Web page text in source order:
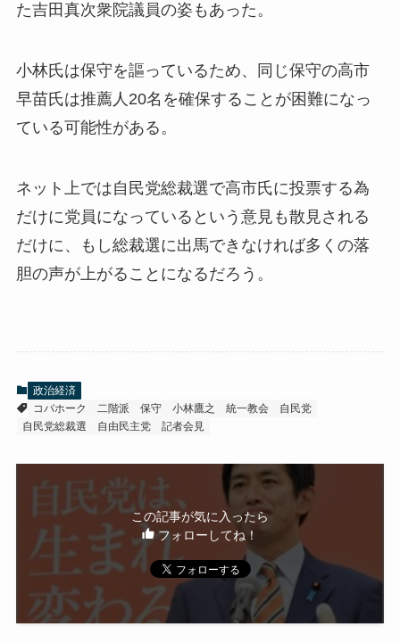
た吉田真次衆院議員の姿もあった。
小林氏は保守を謳っているため、同じ保守の高市
早苗氏は推薦人20名を確保することが困難になっ
ている可能性がある。
ネット上では自民党総裁選で高市氏に投票する為
だけに党員になっているという意見も散見される
だけに、もし総裁選に出馬できなければ多くの落
胆の声が上がることになるだろう。
政治経済
コバホーク
二階派 保守 小林鷹之 統一教会
自民党
自民党総裁選
自由民主党 記者会見
この記事が気に入ったら
フォローしてね！